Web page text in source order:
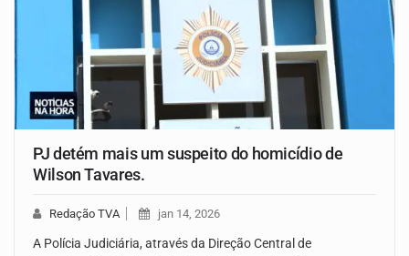
PJ detém mais um suspeito do homicídio de
Wilson Tavares.
Redação TVA jan 14, 2026
A Polícia Judiciária, através da Direção Central de